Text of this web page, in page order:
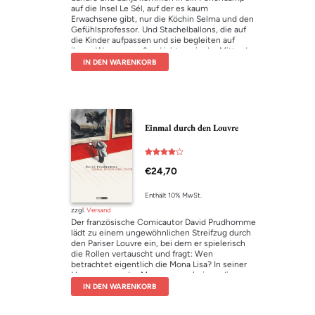
auf die Insel Le Sél, auf der es kaum
Erwachsene gibt, nur die Köchin Selma und den
Gefühlsprofessor. Und Stachelballons, die auf
die Kinder aufpassen und sie begleiten auf
ihrem Weg zur großen Lichtung in der Mitte der
Insel: dort findet jedes Jahr das Eselohrenfest
statt mit den grauen, störrischen Tieren und
Sandro kann Sanja gar nicht leiden, sie ist viel
zu schlau und außerdem ein Mädchen. Dafür
mag der Stachelballon Sanja umso mehr. Leider
ist er stumm und kann es ihr nicht sagen.
Am Ende merken alle: Liebe ist wunderschön –
aber manchmal tut sie doch auch ein bisschen
weh …
IN DEN WARENKORB
Einmal durch den Louvre
mit
4.00
€24,70
Enthält 10% MwSt.
zzgl. Versand
Der französische Comicautor David Prudhomme
lädt zu einem ungewöhnlichen Streifzug durch
den Pariser Louvre ein, bei dem er spielerisch
die Rollen vertauscht und fragt: Wen
betrachtet eigentlich die Mona Lisa? In seiner
Hommage an das Museum erscheinen die
Kunstwerke in ihrer stillen Zeugenschaft als
Betrachter und die Besucher aus aller Welt als
IN DEN WARENKORB